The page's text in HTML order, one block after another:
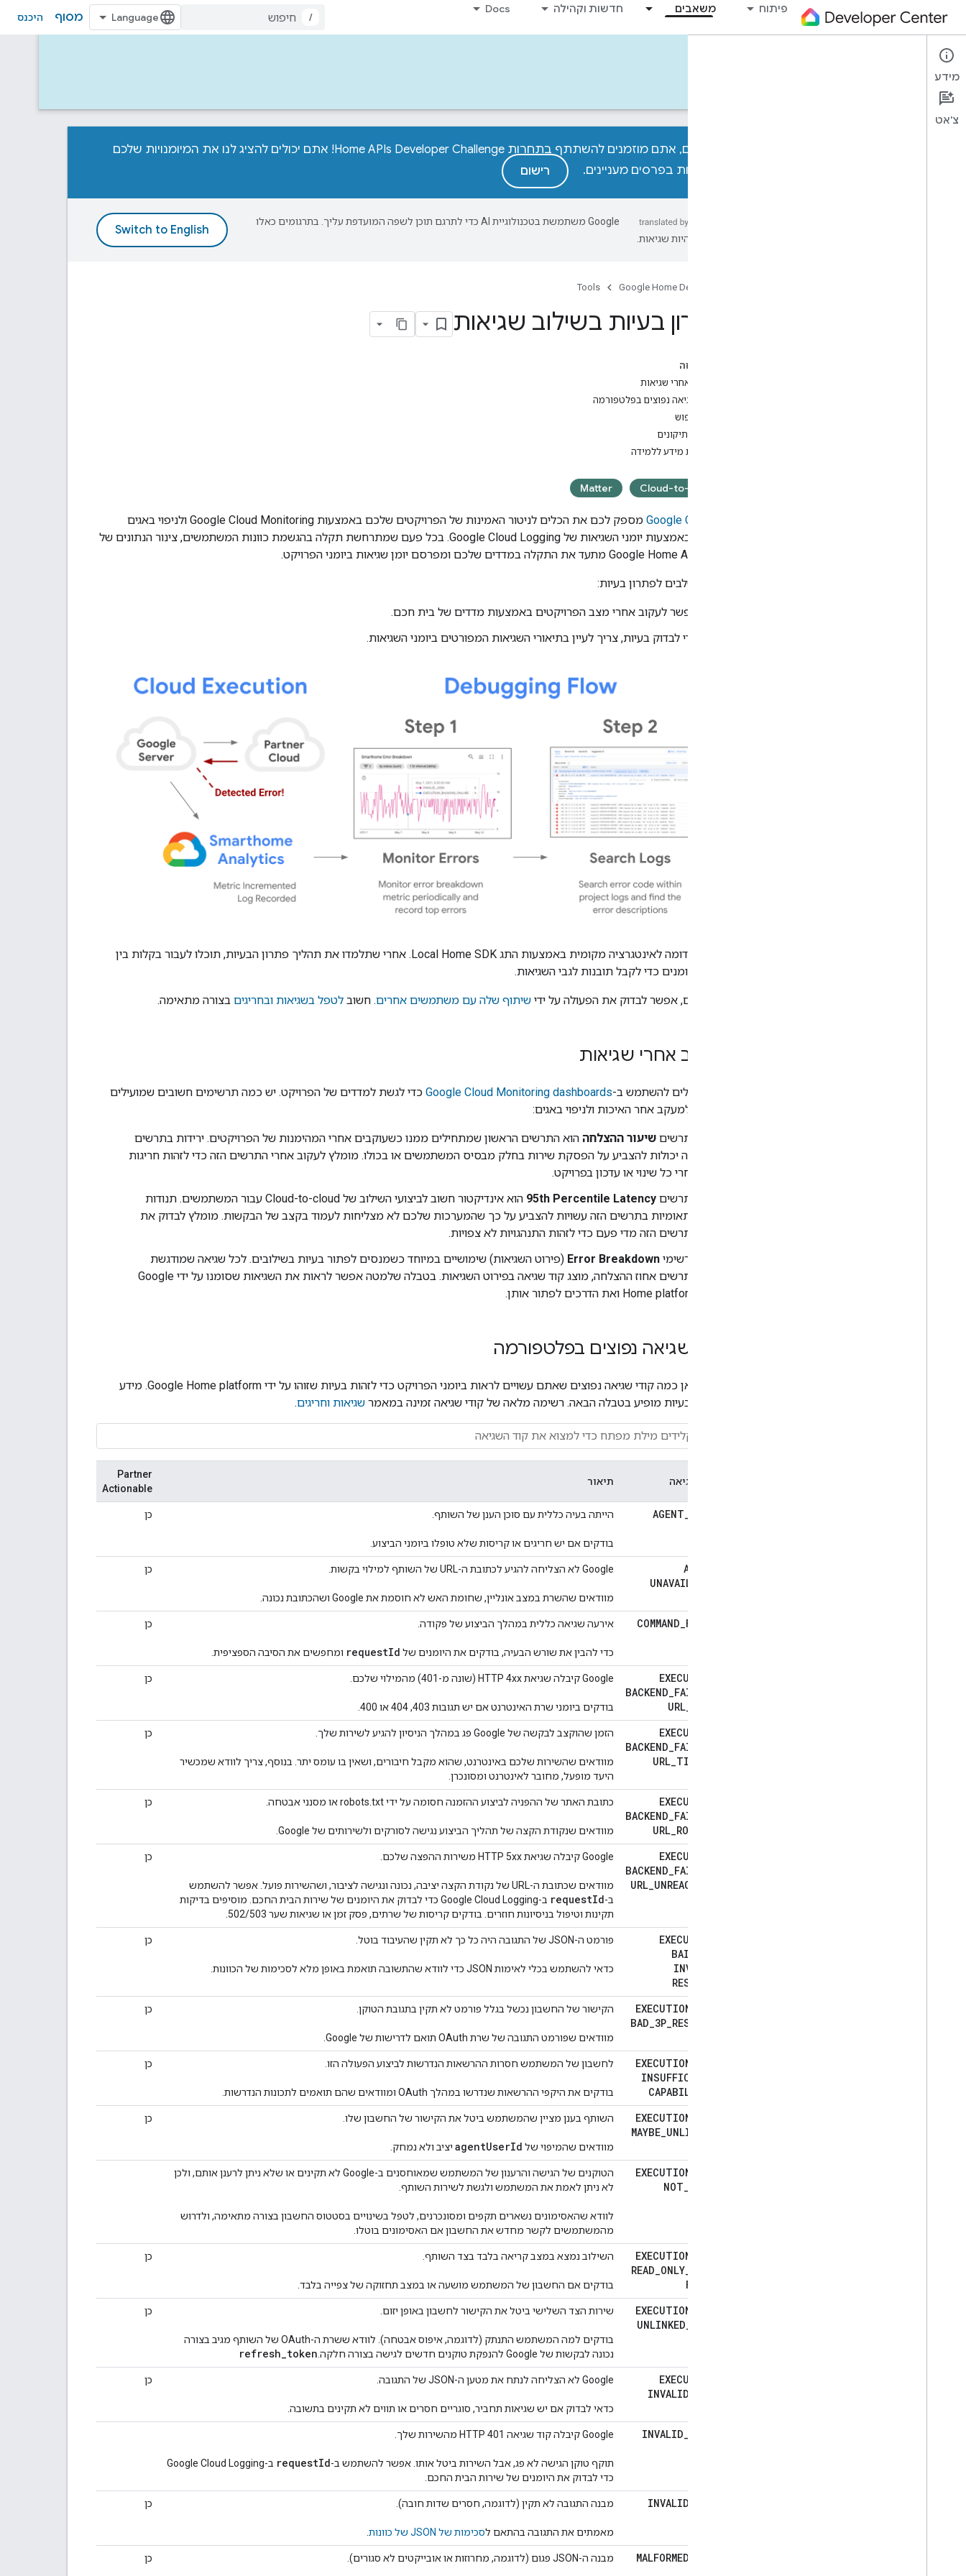
פיתוח משאבים חדשות וקהילה Docs
/ מסוף היכנס
Tools
כלים
מפתחים, אתם מוזמנים להשתתף בתחרות Home APIs Developer Challenge! אתם יכולים להציג לנו את המיומנויות שלכם
כדי לזכות בפרסים מעניינים.
רישום
‫Google משתמשת בטכנולוגיית AI כדי לתרגם תוכן לשפה המועדפת עליך. בתרגומים כאלו
עשויות להיות שגיאות.
Google Home Developers
Tools
פתרון בעיות בשילוב שגיאות
בדף הזה
מעקב אחרי שגיאות
קודי שגיאה נפוצים בפלטפורמה
לוגי חיפוש
בדיקת תיקונים
מקורות מידע ללמידה
Cloud-to-cloud
Matter
Google Cloud מספק לכם את הכלים לניטור האמינות של הפרויקטים שלכם באמצעות Google Cloud Monitoring ולניפוי באגים
בבעיות באמצעות יומני השגיאות של Google Cloud Logging. בכל פעם שמתרחשת תקלה בהגשמת כוונות המשתמשים, צינור הנתונים של
Google Home Analytics מתעד את התקלה במדדים שלכם ומפרסם יומן שגיאות ביומני הפרויקט.
יש שני שלבים לפתרון בעיות:
אפשר לעקוב אחרי מצב הפרויקטים באמצעות מדדים של בית חכם.
כדי לבדוק בעיות, צריך לעיין בתיאורי השגיאות המפורטים ביומני השגיאות.
התהליך דומה לאינטגרציה מקומית באמצעות התג Local Home SDK . אחרי שתלמדו את תהליך פתרון הבעיות, תוכלו לעבור בקלות בין
מדדים ויומנים כדי לקבל תובנות לגבי השגיאות.
אם רוצים, אפשר לבדוק את הפעולה על ידי שיתוף שלה עם משתמשים אחרים. חשוב לטפל בשגיאות ובחריגים בצורה מתאימה.
מעקב אחרי שגיאות
אתם יכולים להשתמש ב- Google Cloud Monitoring dashboards
כדי לגשת למדדים של הפרויקט. יש כמה תרשימים חשובים שמועילים
במיוחד למעקב אחר האיכות ולניפוי באגים:
התרשים שיעור ההצלחה הוא התרשים הראשון שמתחילים ממנו כשעוקבים אחרי המהימנות של הפרויקטים. ירידות בתרשים
הזה יכולות להצביע על הפסקת שירות בחלק מבסיס המשתמשים או בכולו. מומלץ לעקוב אחרי התרשים הזה כדי לזהות חריגות
אחרי כל שינוי או עדכון בפרויקט.
התרשים 95th Percentile Latency הוא אינדיקטור חשוב לביצועי השילוב של Cloud-to-cloud עבור המשתמשים. תנודות
פתאומיות בתרשים הזה עשויות להצביע על כך שהמערכות שלכם לא מצליחות לעמוד בקצב של הבקשות. מומלץ לבדוק את
התרשים הזה מדי פעם כדי לזהות התנהגויות לא צפויות.
תרשימי Error Breakdown (פירוט השגיאות) שימושיים במיוחד כשמנסים לפתור בעיות בשילובים. לכל שגיאה שמודגשת
בתרשים אחוז ההצלחה, מוצג קוד שגיאה בפירוט השגיאות. בטבלה שלמטה אפשר לראות את השגיאות שסומנו על ידי Google
Home platform ואת הדרכים לפתור אותן.
קודי שגיאה נפוצים בפלטפורמה
ריכזנו כאן כמה קודי שגיאה נפוצים שאתם עשויים לראות ביומני הפרויקט כדי לזהות בעיות שזוהו על ידי Google Home platform. מידע
לפתרון בעיות מופיע בטבלה הבאה. רשימה מלאה של קודי שגיאה זמינה במאמר שגיאות וחריגים.
קוד השגיאה תיאור
Partner
Actionable
AGENT_ הייתה בעיה כללית עם סוכן הענן של השותף.
בודקים אם יש חריגים או קריסות שלא טופלו ביומני הביצוע.
כן
AGENT
UNAVAILABLE
‫Google לא הצליחה להגיע לכתובת ה-URL של השותף למילוי בקשות.
מוודאים שהשרת במצב אונליין, שחומת האש לא חוסמת את Google ושהכתובת נכונה.
כן
COMMAND_FAILED אירעה שגיאה כללית במהלך הביצוע של פקודה.
כדי להבין את שורש הבעיה, בודקים את היומנים של requestId ומחפשים את הסיבה הספציפית.
כן
EXECUTION
BACKEND_FAILURE
URL_
‫Google קיבלה שגיאת HTTP 4xx (שונה מ-401) מהמילוי שלכם.
בודקים ביומני שרת האינטרנט אם יש תגובות 403,‏ 404 או 400.
כן
EXECUTION
BACKEND_FAILURE
URL_TIMEOUT
הזמן שהוקצב לבקשה של Google פג במהלך הניסיון להגיע לשירות שלך.
מוודאים שהשירות שלכם באינטרנט, שהוא מקבל חיבורים, ושאין בו עומס יתר. בנוסף, צריך לוודא שמכשיר
היעד מופעל, מחובר לאינטרנט ומסונכרן.
כן
EXECUTION
BACKEND_FAILURE
URL_ROBOTED
כתובת האתר של ההפניה לביצוע ההזמנה חסומה על ידי robots.txt או מסנני אבטחה.
מוודאים שנקודת הקצה של תהליך הביצוע נגישה לסורקים ולשירותים של Google.
כן
EXECUTION
BACKEND_FAILURE
URL_UNREACHABLE
‫Google קיבלה שגיאת HTTP 5xx משירות ההפצה שלכם.
מוודאים שכתובת ה-URL של נקודת הקצה יציבה, נכונה ונגישה לציבור, ושהשירות פועל. אפשר להשתמש
ב-
requestId
ב-Google Cloud Logging כדי לבדוק את היומנים של שירות הבית החכם. מוסיפים בדיקות
תקינות וטיפול בניסיונות חוזרים. בודקים קריסות של שרתים, פסק זמן או שגיאות שער 502/503.
כן
EXECUTION
BAILOUT
INVALID
RESPONSE
פורמט ה-JSON של התגובה היה כל כך לא תקין שהעיבוד בוטל.
כדאי להשתמש בכלי לאימות JSON כדי לוודא שהתשובה תואמת באופן מלא לסכימות של הכוונות.
כן
EXECUTION
BAD_3P_RESPONSE
הקישור של החשבון נכשל בגלל פורמט לא תקין בתגובת הטוקן.
מוודאים שפורמט התגובה של שרת OAuth תואם לדרישות של Google.
כן
EXECUTION
INSUFFICIENT
CAPABILITIES
לחשבון של המשתמש חסרות ההרשאות הנדרשות לביצוע הפעולה הזו.
בודקים את היקפי ההרשאות שנדרשו במהלך OAuth ומוודאים שהם תואמים לתכונות הנדרשות.
כן
EXECUTION
MAYBE_UNLINKED
השותף בענן מציין שהמשתמש ביטל את הקישור של החשבון שלו.
מוודאים שהמיפוי של agentUserId יציב ולא נמחק.
כן
EXECUTION
NOT_
הטוקנים של הגישה והרענון של המשתמש שמאוחסנים ב-Google לא תקינים או שלא ניתן לרענן אותם, ולכן
לא ניתן לאמת את המשתמש ולגשת לשירות השותף. ‫
לוודא שהאסימונים נשארים תקפים ומסונכרנים, לטפל בשינויים בסטטוס החשבון בצורה מתאימה, ולדרוש
מהמשתמשים לקשר מחדש את החשבון אם האסימונים בוטלו.
EXECUTION
READ_ONLY_
FOR
השילוב נמצא במצב קריאה בלבד בצד השותף.
בודקים אם החשבון של המשתמש מושעה או במצב תחזוקה של צפייה בלבד.
כן
EXECUTION
UNLINKED_
שירות הצד השלישי ביטל את הקישור לחשבון באופן יזום.
בודקים למה המשתמש התנתק (לדוגמה, איפוס אבטחה). לוודא ששרת ה-OAuth של השותף מגיב בצורה
נכונה לבקשות של Google להנפקת טוקנים חדשים לגישה בצורה חלקה.
refresh_token
כן
EXECUTION
INVALID
‫Google לא הצליחה לנתח את מטען ה-JSON של התגובה.
כדאי לבדוק אם יש שגיאות תחביר, סוגריים חסרים או תווים לא תקינים בתשובה.
כן
INVALID_ ‫Google קיבלה קוד שגיאה HTTP 401 מהשירות שלך.
תוקף טוקן הגישה לא פג, אבל השירות ביטל אותו. אפשר להשתמש ב- requestId
ב-Google Cloud Logging
כדי לבדוק את היומנים של שירות הבית החכם.
INVALID מבנה התגובה לא תקין (לדוגמה, חסרים שדות חובה).
מאמתים את התגובה בהתאם לסכימות של JSON של כוונות .
כן
MALFORMED מבנה ה-JSON פגום (לדוגמה, מחרוזות או אובייקטים לא סגורים). כן
מידע
צ'אט